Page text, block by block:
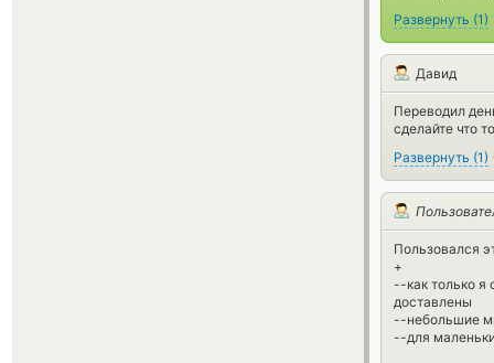
Развернуть (1)
Давид
Переводил
сделайте что
Развернуть (1)
Пользовался
+
--как только я
доставлены
--небольшие
--для